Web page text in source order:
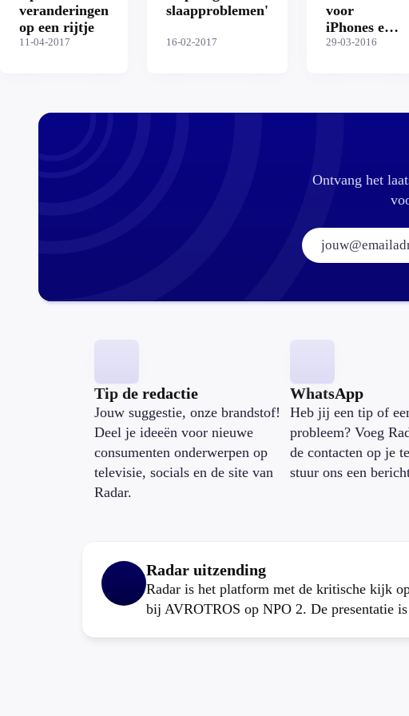
veranderingen
op een rijtje
11-04-2017
slaapproblemen'
16-02-2017
voor
iPhones en
iPads?
29-03-2016
Ontvang het
Tip de redactie
Jouw suggestie, onze brandstof!
Deel je ideeën voor nieuwe
consumenten onderwerpen op
televisie, socials en de site van
Radar.
WhatsApp
Heb jij een tip of
probleem? Voeg
de contacten op je
stuur ons een
Radar uitzending
Radar is het platform met de kritische kijk
bij AVROTROS op NPO 2. De presentatie